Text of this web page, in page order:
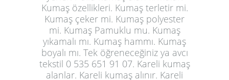
Kumaş özellikleri. Kumaş terletir mi.
Kumaş çeker mi. Kumaş polyester
mi. Kumaş Pamuklu mu. Kumaş
yıkamalı mı. Kumaş hammı. Kumaş
boyalı mı. Tek öğreneceğiniz ya avcı
tekstil 0 535 651 91 07. Kareli kumaş
alanlar. Kareli kumaş alınır. Kareli